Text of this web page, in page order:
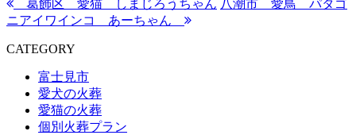
葛飾区 愛猫 しまじろうちゃん 八潮市 愛鳥 パタゴ
ニアイワインコ あーちゃん
CATEGORY
富士見市
愛犬の火葬
愛猫の火葬
個別火葬プラン